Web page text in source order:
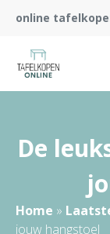
online
De
Home »
jouw hangstoel